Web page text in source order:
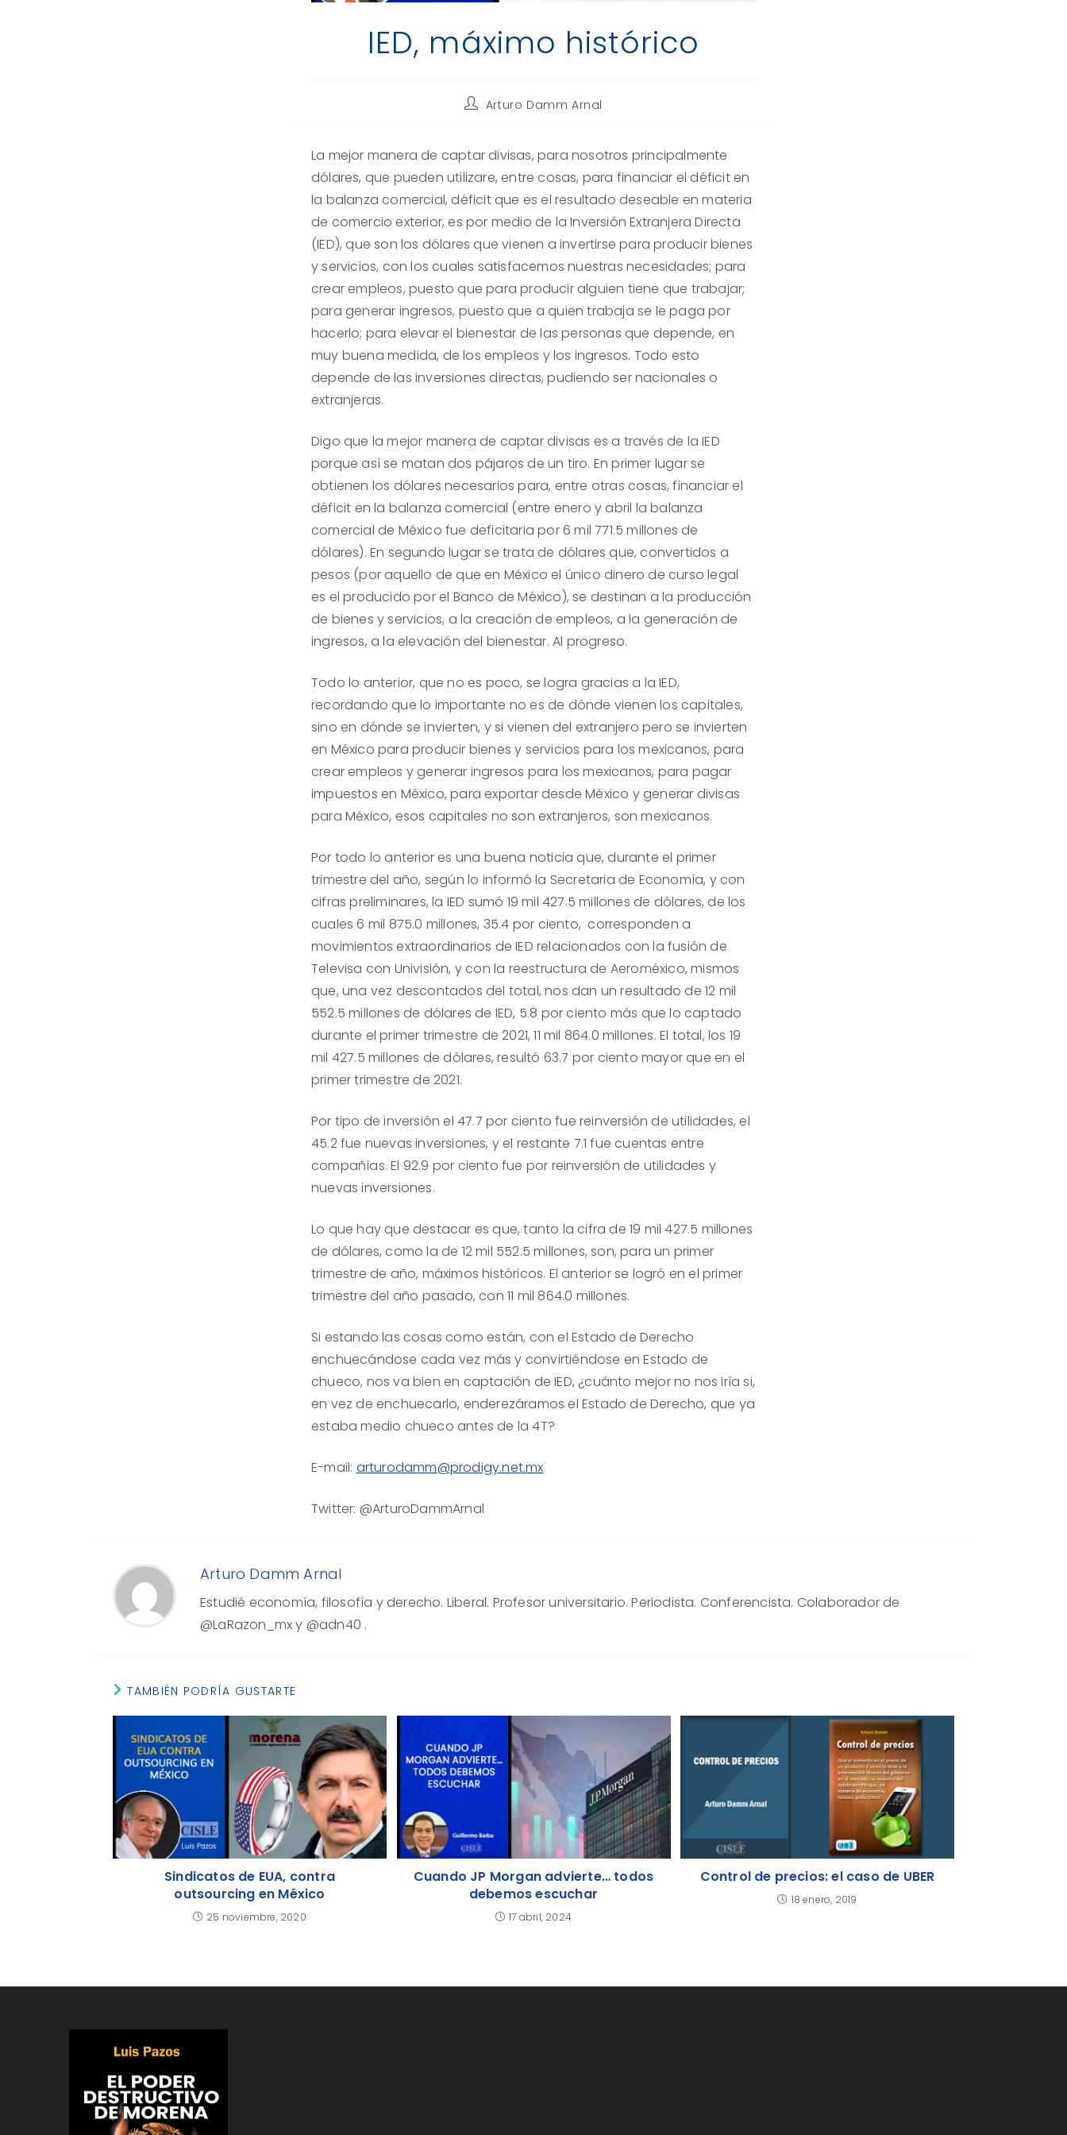
IED, máximo histórico
Autor
entrada:
Arturo Damm Arnal
La mejor manera de captar divisas, para nosotros principalmente
dólares, que pueden utilizare, entre cosas, para financiar el déficit en
la balanza comercial, déficit que es el resultado deseable en materia
de comercio exterior, es por medio de la Inversión Extranjera Directa
(IED), que son los dólares que vienen a invertirse para producir bienes
y servicios, con los cuales satisfacemos nuestras necesidades; para
crear empleos, puesto que para producir alguien tiene que trabajar;
para generar ingresos, puesto que a quien trabaja se le paga por
hacerlo; para elevar el bienestar de las personas que depende, en
muy buena medida, de los empleos y los ingresos. Todo esto
depende de las inversiones directas, pudiendo ser nacionales o
extranjeras.
Digo que la mejor manera de captar divisas es a través de la IED
porque así se matan dos pájaros de un tiro. En primer lugar se
obtienen los dólares necesarios para, entre otras cosas, financiar el
déficit en la balanza comercial (entre enero y abril la balanza
comercial de México fue deficitaria por 6 mil 771.5 millones de
dólares). En segundo lugar se trata de dólares que, convertidos a
pesos (por aquello de que en México el único dinero de curso legal
es el producido por el Banco de México), se destinan a la producción
de bienes y servicios, a la creación de empleos, a la generación de
ingresos, a la elevación del bienestar. Al progreso.
Todo lo anterior, que no es poco, se logra gracias a la IED,
recordando que lo importante no es de dónde vienen los capitales,
sino en dónde se invierten, y si vienen del extranjero pero se invierten
en México para producir bienes y servicios para los mexicanos, para
crear empleos y generar ingresos para los mexicanos, para pagar
impuestos en México, para exportar desde México y generar divisas
para México, esos capitales no son extranjeros, son mexicanos.
Por todo lo anterior es una buena noticia que, durante el primer
trimestre del año, según lo informó la Secretaria de Economía, y con
cifras preliminares, la IED sumó 19 mil 427.5 millones de dólares, de los
cuales 6 mil 875.0 millones, 35.4 por ciento, corresponden a
movimientos extraordinarios de IED relacionados con la fusión de
Televisa con Univisión, y con la reestructura de Aeroméxico, mismos
que, una vez descontados del total, nos dan un resultado de 12 mil
552.5 millones de dólares de IED, 5.8 por ciento más que lo captado
durante el primer trimestre de 2021, 11 mil 864.0 millones. El total, los 19
mil 427.5 millones de dólares, resultó 63.7 por ciento mayor que en el
primer trimestre de 2021.
Por tipo de inversión el 47.7 por ciento fue reinversión de utilidades, el
45.2 fue nuevas inversiones, y el restante 7.1 fue cuentas entre
compañías. El 92.9 por ciento fue por reinversión de utilidades y
nuevas inversiones.
Lo que hay que destacar es que, tanto la cifra de 19 mil 427.5 millones
de dólares, como la de 12 mil 552.5 millones, son, para un primer
trimestre de año, máximos históricos. El anterior se logró en el primer
trimestre del año pasado, con 11 mil 864.0 millones.
Si estando las cosas como están, con el Estado de Derecho
enchuecándose cada vez más y convirtiéndose en Estado de
chueco, nos va bien en captación de IED, ¿cuánto mejor no nos iría si,
en vez de enchuecarlo, enderezáramos el Estado de Derecho, que ya
estaba medio chueco antes de la 4T?
E-mail: arturodamm@prodigy.net.mx
Twitter: @ArturoDammArnal
Arturo Damm Arnal
Estudié economía, filosofía y derecho. Liberal. Profesor universitario. Periodista. Conferencista. Colaborador de
@LaRazon_mx y @adn40 .
TAMBIÉN PODRÍA GUSTARTE
Sindicatos de EUA, contra
outsourcing en México
25 noviembre, 2020
Cuando JP Morgan advierte… todos
debemos escuchar
17 abril, 2024
Control de precios: el caso de UBER
18 enero, 2019